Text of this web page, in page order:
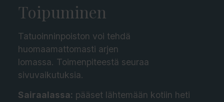
Toipuminen
Tatuoinninpoiston voi tehdä
huomaamattomasti arjen
lomassa. Toimenpiteestä seuraa
sivuvaikutuksia.
Sairaalassa: pääset lähtemään kotiin heti